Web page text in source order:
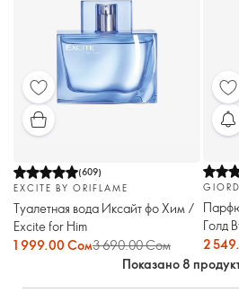
(609)
EXCITE BY ORIFLAME
Туалетная вода Иксайт фо Хим /
Excite for Him
1 999.00 Сом3 690.00 Сом
Голд
2
Показано 8